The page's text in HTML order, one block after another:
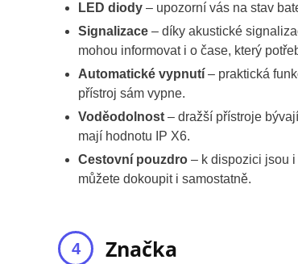
LED diody – upozorní vás na stav
Signalizace – díky akustické
mohou informovat i o čase, který
Automatické vypnutí – praktická
přístroj sám vypne.
Voděodolnost – dražší přístroje
mají hodnotu IP X6.
Cestovní pouzdro – k dispozici jsou
můžete dokoupit i samostatně.
Značka